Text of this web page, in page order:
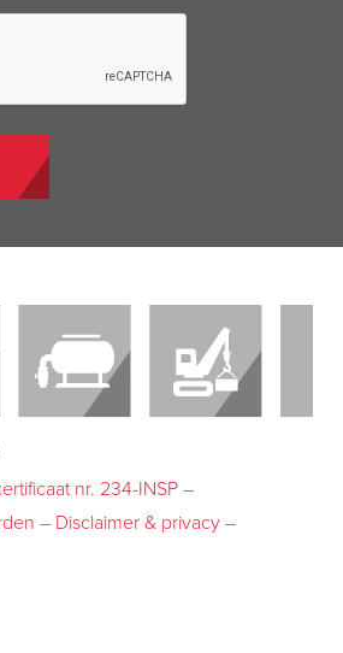
nr. 234-INSP–
– Disclaimer & privacy–